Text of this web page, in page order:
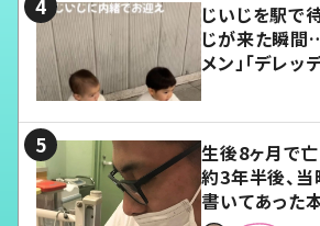
じいじを駅で
じが来た瞬間…
メン」「デレッ
生後8ヶ月で
約3年半後、
書いてあった